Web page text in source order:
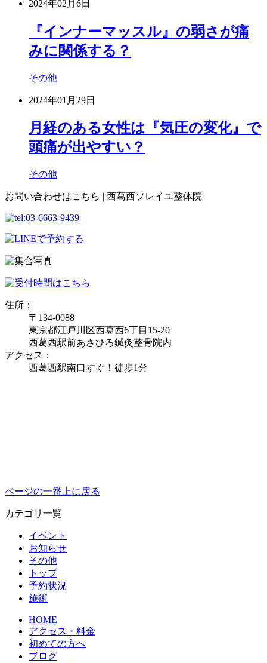
2024年02月6日
『インナーマッスル』の弱さが痛
みに関係する？
その他
2024年01月29日
月経のある女性は『気圧の変化』で
頭痛が出やすい？
その他
お問い合わせはこちら | 西葛西ソレイユ整体院
住所：
〒134-0088
東京都江戸川区西葛西6丁目15-20
西葛西駅前あさひろ鍼灸整骨院内
アクセス：
西葛西駅南口すぐ！徒歩1分
ページの一番上に戻る
カテゴリ一覧
イベント
お知らせ
その他
トップ
予約状況
施術
HOME
アクセス・料金
初めての方へ
ブログ